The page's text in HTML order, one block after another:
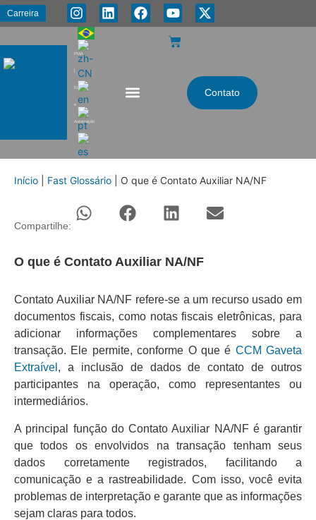
Carreira
PMA
|
Energia
e
Automação
Contato
Início Fast Glossário O que é Contato Auxiliar NA/NF
Compartilhe:
O que é Contato Auxiliar NA/NF
Contato Auxiliar NA/NF refere-se a um recurso usado em
documentos fiscais, como notas fiscais eletrônicas, para
adicionar informações complementares sobre a
transação. Ele permite, conforme O que é CCM Gaveta
Extraível , a inclusão de dados de contato de outros
participantes na operação, como representantes ou
intermediários.
A principal função do Contato Auxiliar NA/NF é garantir
que todos os envolvidos na transação tenham seus
dados corretamente registrados, facilitando a
comunicação e a rastreabilidade. Com isso, você evita
problemas de interpretação e garante que as informações
sejam claras para todos.